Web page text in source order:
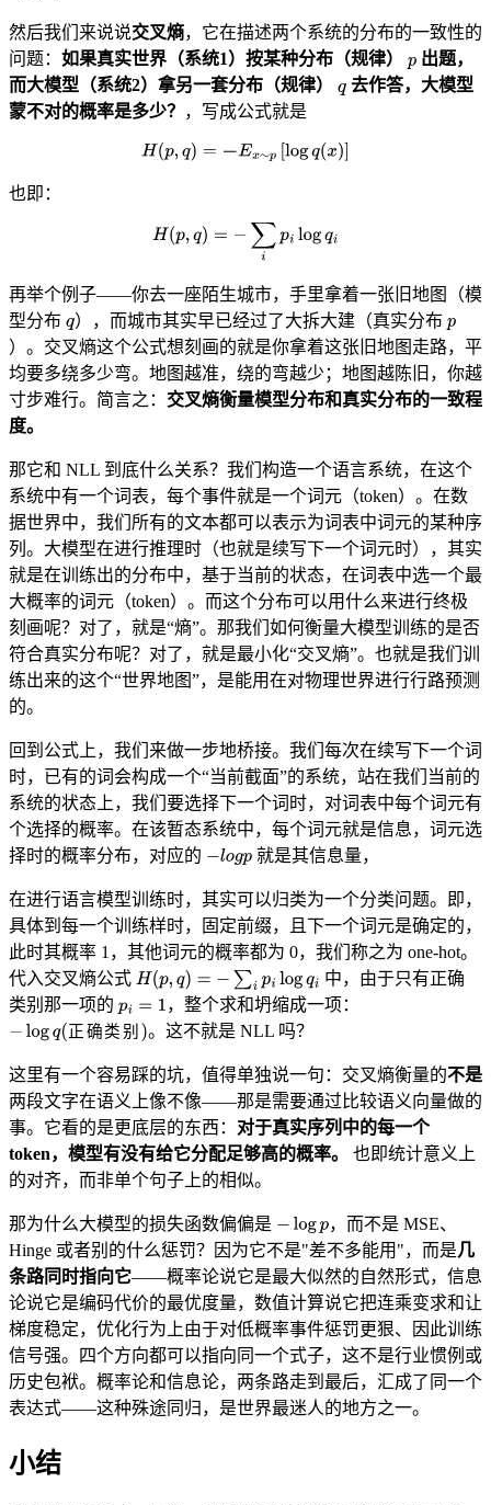
然后我们来说说交叉熵，它在描述两个系统的分布的一致性的
问题： 如果真实世界（系统1）按某种分布（规律）
出题，
而大模型（系统2）拿另一套分布（规律）
去作答，大模型
蒙不对的概率是多少？ ，写成公式就是
也即：
再举个例子——你去一座陌生城市，手里拿着一张旧地图（模
型分布
），而城市其实早已经过了大拆大建（真实分布
）。交叉熵这个公式想刻画的就是你拿着这张旧地图走路，平
均要多绕多少弯。地图越准，绕的弯越少；地图越陈旧，你越
寸步难行。简言之： 交叉熵衡量模型分布和真实分布的一致程
度。
那它和 NLL 到底什么关系？我们构造一个语言系统，在这个
系统中有一个词表，每个事件就是一个词元（token）。在数
据世界中，我们所有的文本都可以表示为词表中词元的某种序
列。大模型在进行推理时（也就是续写下一个词元时），其实
就是在训练出的分布中，基于当前的状态，在词表中选一个最
大概率的词元（token）。而这个分布可以用什么来进行终极
刻画呢？对了，就是“熵”。那我们如何衡量大模型训练的是否
符合真实分布呢？对了，就是最小化“交叉熵”。也就是我们训
练出来的这个“世界地图”，是能用在对物理世界进行行路预测
的。
回到公式上，我们来做一步地桥接。我们每次在续写下一个词
时，已有的词会构成一个“当前截面”的系统，站在我们当前的
系统的状态上，我们要选择下一个词时，对词表中每个词元有
个选择的概率。在该暂态系统中，每个词元就是信息，词元选
择时的概率分布，对应的
就是其信息量，
在进行语言模型训练时，其实可以归类为一个分类问题。即，
具体到每一个训练样时，固定前缀，且下一个词元是确定的，
此时其概率 1，其他词元的概率都为 0，我们称之为 one-hot。
代入交叉熵公式
中，由于只有正确
类别那一项的
，整个求和坍缩成一项：
正 确类别 。这不就是 NLL 吗？
这里有一个容易踩的坑，值得单独说一句：交叉熵衡量的不是
两段文字在语义上像不像——那是需要通过比较语义向量做的
事。它看的是更底层的东西： 对于真实序列中的每一个
token，模型有没有给它分配足够高的概率。
也即统计意义上
的对齐，而非单个句子上的相似。
那为什么大模型的损失函数偏偏是
，而不是 MSE、
Hinge 或者别的什么惩罚？因为它不是"差不多能用"，而是几
条路同时指向它——概率论说它是最大似然的自然形式，信息
论说它是编码代价的最优度量，数值计算说它把连乘变求和让
梯度稳定，优化行为上由于对低概率事件惩罚更狠、因此训练
信号强。四个方向都可以指向同一个式子，这不是行业惯例或
历史包袱。概率论和信息论，两条路走到最后，汇成了同一个
表达式——这种殊途同归，是世界最迷人的地方之一。
小结